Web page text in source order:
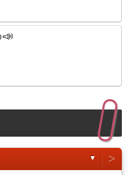
▼ >